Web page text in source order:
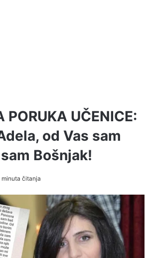
PORUKA UČENICE:
od Vas sam
Bošnjak!
minuta čitanja